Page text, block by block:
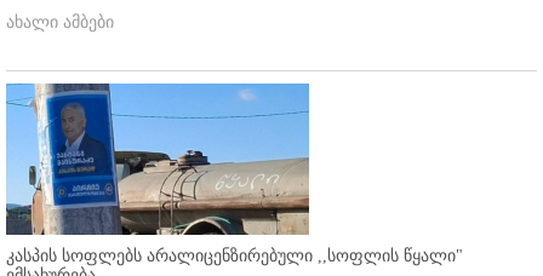
ახალი ამბები
კასპის სოფლებს არალიცენზირებული ,,სოფლის წყალი"